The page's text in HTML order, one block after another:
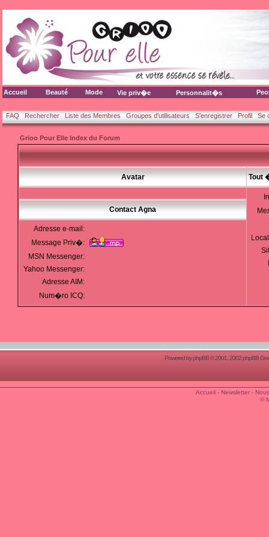
Accueil Beauté Mode Vie priv�e Personnalit�s
FAQ Rechercher Liste des Membres Groupes d'utilisateurs S'enregistrer Profil Se
Grioo Pour Elle Index du Forum
Avatar Tout
Contact Agna
Adresse e-mail:
Message Priv�:
MSN Messenger:
Yahoo Messenger:
Adresse AIM:
Num�ro ICQ:
Powered byphpBB© 2001, 2002 phpBB
Accueil- Newsletter-
©